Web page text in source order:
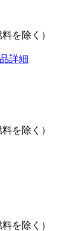
を除く）
詳細
を除く）
を除く）